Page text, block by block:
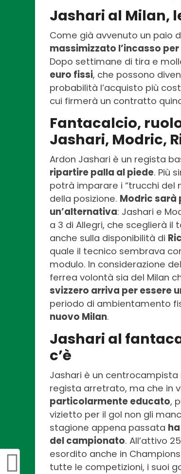
Jashari al Milan,
Come già avvenuto un paio
massimizzato l’incasso
Dopo settimane di tira e
euro fissi, che possono
probabilità l’acquisto più
cui firmerà un contratto
Fantacalcio,
Jashari, Modric,
Ardon Jashari è un regista
ripartire palla al piede. Più
potrà imparare i “trucchi del
della posizione. Modric sarà
un’alternativa: Jashari e
a 3 di Allegri, che sceglierà
anche sulla disponibilità di
quale il tecnico sembrava
modulo. In considerazione
ferrea volontà sia del Milan
svizzero arriva per essere
periodo di ambientamento
nuovo Milan.
Jashari al
c’è
Jashari è un
regista arretrato, ma che in
particolarmente educato,
vizietto per il gol non gli
stagione appena passata
del campionato. All’attivo
esordito anche in
tutte le competizioni, i suoi